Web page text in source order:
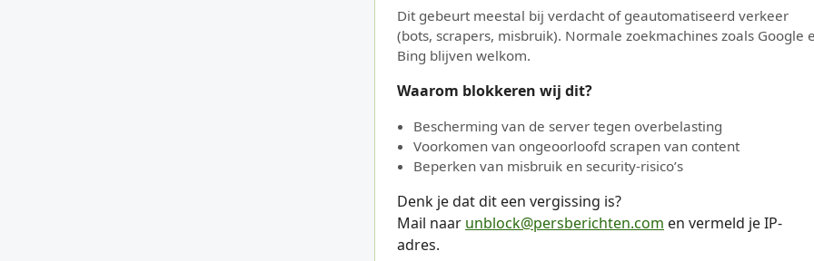
Dit gebeurt meestal bij verdacht of geautomatiseerd verkeer
(bots, scrapers, misbruik). Normale zoekmachines zoals Google
Bing blijven welkom.
Waarom blokkeren wij dit?
Bescherming van de server tegen overbelasting
Voorkomen van ongeoorloofd scrapen van content
Beperken van misbruik en security-risico’s
Denk je dat dit een vergissing is?
Mail naar unblock@persberichten.com en vermeld je IP-
adres.